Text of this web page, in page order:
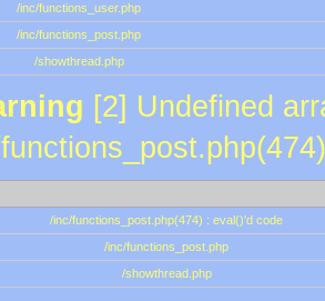
/inc/functions_user.php
/inc/functions_post.php
/showthread.php
[2] Undefined
/inc/functions_post.php(474) : eval()'d code
/inc/functions_post.php
/showthread.php